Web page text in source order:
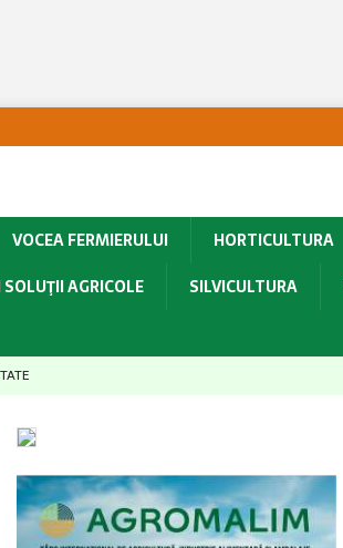
VOCEA FERMIERULUI HORTICULTURA
AGRICOLE SILVICULTURA
este pus în pericol